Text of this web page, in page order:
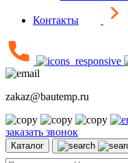
Контакты
zakaz@bautemp.ru
заказать звонок
Каталог